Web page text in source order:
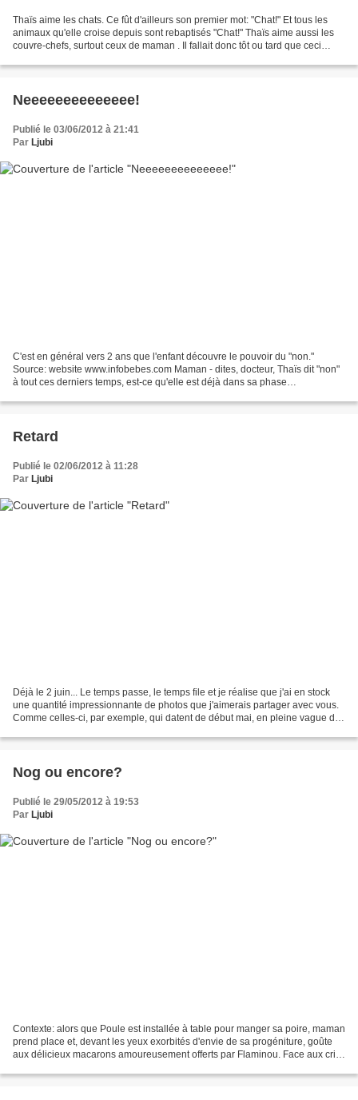
Thaïs aime les chats. Ce fût d'ailleurs son premier mot: "Chat!" Et tous les
animaux qu'elle croise depuis sont rebaptisés "Chat!" Thaïs aime aussi les
couvre-chefs, surtout ceux de maman . Il fallait donc tôt ou tard que ceci
Neeeeeeeeeeeeee!
Publié le 03/06/2012 à 21:41
Par Ljubi
C'est en général vers 2 ans que l'enfant découvre le pouvoir du "non."
Source: website www.infobebes.com Maman - dites, docteur, Thaïs dit "non"
à tout ces derniers temps, est-ce qu'elle est déjà dans sa phase
Retard
Publié le 02/06/2012 à 11:28
Par Ljubi
Déjà le 2 juin... Le temps passe, le temps file et je réalise que j'ai en stock
une quantité impressionnante de photos que j'aimerais partager avec vous.
Comme celles-ci, par exemple, qui datent de début mai, en pleine vague de
Nog ou encore?
Publié le 29/05/2012 à 19:53
Par Ljubi
Contexte: alors que Poule est installée à table pour manger sa poire, maman
prend place et, devant les yeux exorbités d'envie de sa progéniture, goûte
aux délicieux macarons amoureusement offerts par Flaminou. Face aux cris